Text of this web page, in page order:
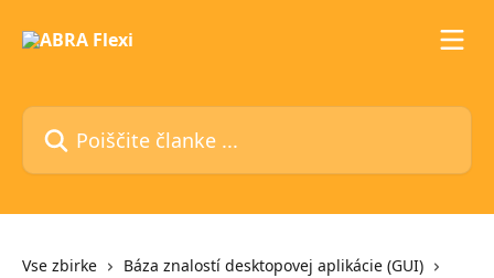
Poiščite članke ...
Vse zbirke
Báza znalostí desktopovej aplikácie (GUI)